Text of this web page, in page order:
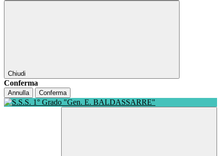
Chiudi
Conferma
Annulla Conferma